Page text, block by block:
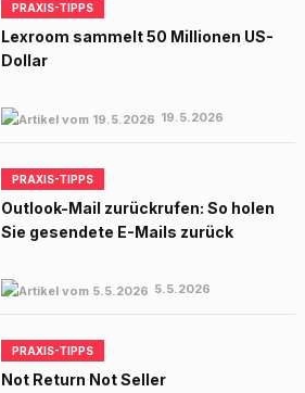
PRAXIS-TIPPS
Lexroom sammelt 50 Millionen US-
Dollar
19.5.2026
PRAXIS-TIPPS
Outlook-Mail zurückrufen: So holen
Sie gesendete E-Mails zurück
5.5.2026
PRAXIS-TIPPS
Not Return Not Seller